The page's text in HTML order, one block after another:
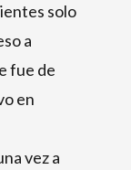
solo
a
fue de
en
vez a